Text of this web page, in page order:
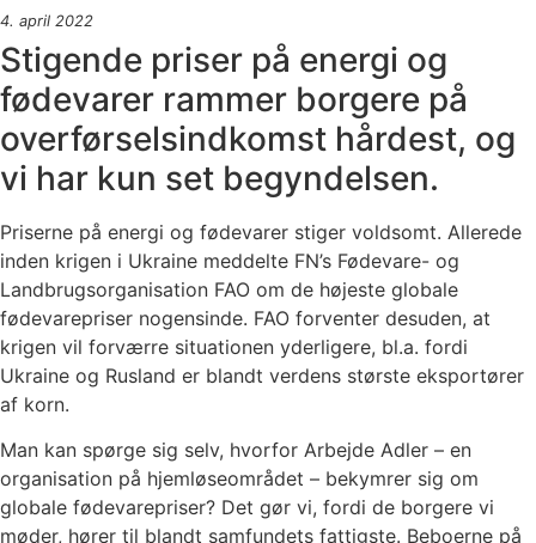
4. april 2022
Stigende priser på energi og
fødevarer rammer borgere på
overførselsindkomst hårdest, og
vi har kun set begyndelsen.
Priserne på energi og fødevarer stiger voldsomt. Allerede
inden krigen i Ukraine meddelte FN’s Fødevare- og
Landbrugsorganisation FAO om de højeste globale
fødevarepriser nogensinde. FAO forventer desuden, at
krigen vil forværre situationen yderligere, bl.a. fordi
Ukraine og Rusland er blandt verdens største eksportører
af korn.
Man kan spørge sig selv, hvorfor Arbejde Adler – en
organisation på hjemløseområdet – bekymrer sig om
globale fødevarepriser? Det gør vi, fordi de borgere vi
møder, hører til blandt samfundets fattigste. Beboerne på